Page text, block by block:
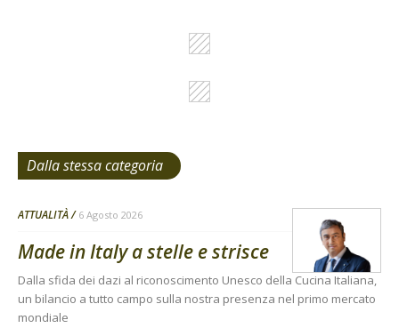
Dalla stessa categoria
ATTUALITÀ 6 Agosto 2026
Made in Italy a stelle e strisce
Dalla sfida dei dazi al riconoscimento Unesco della Cucina Italiana,
un bilancio a tutto campo sulla nostra presenza nel primo mercato
mondiale